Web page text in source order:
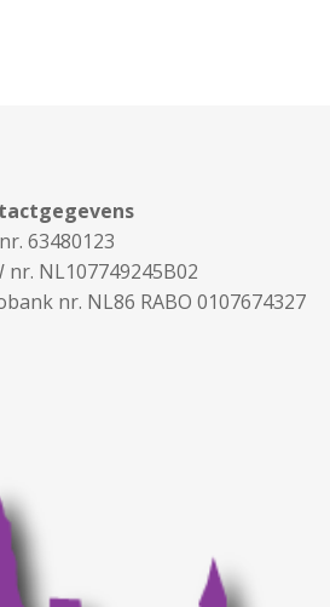
63480123
nr. NL107749245B02
nr. NL86 RABO 0107674327